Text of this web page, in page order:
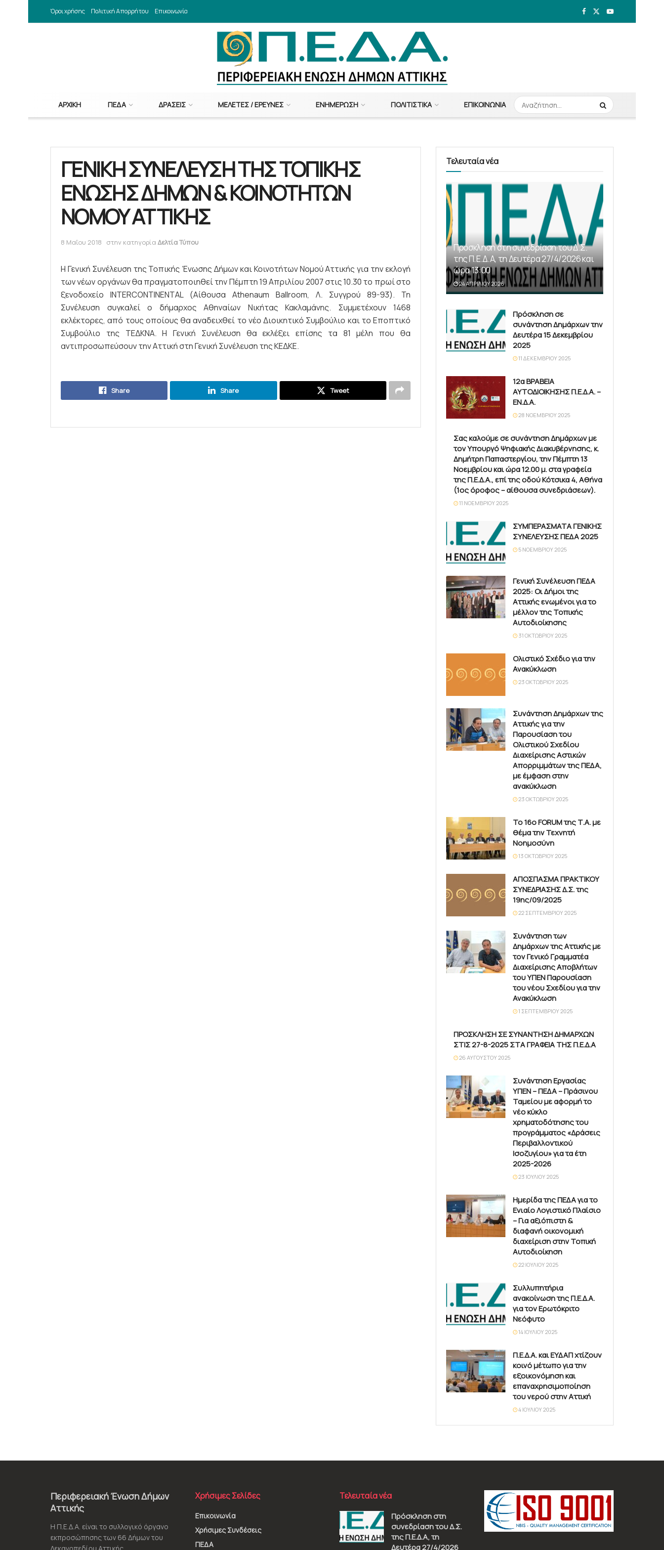
Όροι χρήσης Πολιτική Απορρήτου Επικοινωνία
ΑΡΧΙΚΉ ΠΕΔΑ ΔΡΆΣΕΙΣ ΜΕΛΈΤΕΣ / ΈΡΕΥΝΕΣ ΕΝΗΜΈΡΩΣΗ ΠΟΛΙΤΙΣΤΙΚΆ ΕΠΙΚΟΙΝΩΝΊΑ
ΓΕΝΙΚΗ ΣΥΝΕΛΕΥΣΗ ΤΗΣ ΤΟΠΙΚΗΣ
ΕΝΩΣΗΣ ΔΗΜΩΝ & ΚΟΙΝΟΤΗΤΩΝ
ΝΟΜΟΥ ΑΤΤΙΚΗΣ
8 Μαΐου 2018 στην κατηγορία Δελτία Τύπου
Η Γενική Συνέλευση της Τοπικής Ένωσης Δήμων και Κοινοτήτων Νομού Αττικής για την εκλογή
των νέων οργάνων θα πραγματοποιηθεί την Πέμπτη 19 Απριλίου 2007 στις 10.30 το πρωί στο
ξενοδοχείο ΙNTERCONTINENTAL (Αίθουσα Athenaum Ballroom, Λ. Συγγρού 89-93). Τη
Συνέλευση συγκαλεί ο δήμαρχος Αθηναίων Νικήτας Κακλαμάνης. Συμμετέχουν 1468
εκλέκτορες, από τους οποίους θα αναδειχθεί το νέο Διοικητικό Συμβούλιο και το Εποπτικό
Συμβούλιο της ΤΕΔΚΝΑ. Η Γενική Συνέλευση θα εκλέξει επίσης τα 81 μέλη που θα
αντιπροσωπεύσουν την Αττική στη Γενική Συνέλευση της ΚΕΔΚΕ.
Share Share Tweet
Τελευταία νέα
Πρόσκληση στη συνεδρίαση του Δ.Σ.
της Π.Ε.Δ.Α, τη Δευτέρα 27/4/2026 και
ώρα 13:00
24 ΑΠΡΙΛΊΟΥ 2026
Πρόσκληση σε
συνάντηση Δημάρχων την
Δευτέρα 15 Δεκεμβρίου
2025
11 ΔΕΚΕΜΒΡΊΟΥ 2025
12α ΒΡΑΒΕΙΑ
ΑΥΤΟΔΙΟΙΚΗΣΗΣ Π.Ε.Δ.Α. –
ΕΝ.Δ.Α.
28 ΝΟΕΜΒΡΊΟΥ 2025
Σας καλούμε σε συνάντηση Δημάρχων με
τον Υπουργό Ψηφιακής Διακυβέρνησης, κ.
Δημήτρη Παπαστεργίου, την Πέμπτη 13
Νοεμβρίου και ώρα 12.00 μ. στα γραφεία
της Π.Ε.Δ.Α., επί της οδού Κότσικα 4, Αθήνα
(1ος όροφος – αίθουσα συνεδριάσεων).
11 ΝΟΕΜΒΡΊΟΥ 2025
ΣΥΜΠΕΡΑΣΜΑΤΑ ΓΕΝΙΚΗΣ
ΣΥΝΕΛΕΥΣΗΣ ΠΕΔΑ 2025
5 ΝΟΕΜΒΡΊΟΥ 2025
Γενική Συνέλευση ΠΕΔΑ
2025: Οι Δήμοι της
Αττικής ενωμένοι για το
μέλλον της Τοπικής
Αυτοδιοίκησης
31 ΟΚΤΩΒΡΊΟΥ 2025
Ολιστικό Σχέδιο για την
Ανακύκλωση
23 ΟΚΤΩΒΡΊΟΥ 2025
Συνάντηση Δημάρχων της
Αττικής για την
Παρουσίαση του
Ολιστικού Σχεδίου
Διαχείρισης Αστικών
Απορριμμάτων της ΠΕΔΑ,
με έμφαση στην
ανακύκλωση
23 ΟΚΤΩΒΡΊΟΥ 2025
Το 16ο FORUM της Τ.Α. με
θέμα την Τεχνητή
Νοημοσύνη
13 ΟΚΤΩΒΡΊΟΥ 2025
ΑΠΟΣΠΑΣΜΑ ΠΡΑΚΤΙΚΟΥ
ΣΥΝΕΔΡΙΑΣΗΣ Δ.Σ. της
19ης/09/2025
22 ΣΕΠΤΕΜΒΡΊΟΥ 2025
Συνάντηση των
Δημάρχων της Αττικής με
τον Γενικό Γραμματέα
Διαχείρισης Αποβλήτων
του ΥΠΕΝ Παρουσίαση
του νέου Σχεδίου για την
Ανακύκλωση
1 ΣΕΠΤΕΜΒΡΊΟΥ 2025
ΠΡΟΣΚΛΗΣΗ ΣΕ ΣΥΝΑΝΤΗΣΗ ΔΗΜΑΡΧΩΝ
ΣΤΙΣ 27-8-2025 ΣΤΑ ΓΡΑΦΕΙΑ ΤΗΣ Π.Ε.Δ.Α
26 ΑΥΓΟΎΣΤΟΥ 2025
Συνάντηση Εργασίας
ΥΠΕΝ – ΠΕΔΑ – Πράσινου
Ταμείου με αφορμή το
νέο κύκλο
χρηματοδότησης του
προγράμματος «Δράσεις
Περιβαλλοντικού
Ισοζυγίου» για τα έτη
2025-2026
23 ΙΟΥΛΊΟΥ 2025
Ημερίδα της ΠΕΔΑ για το
Ενιαίο Λογιστικό Πλαίσιο
– Για αξιόπιστη &
διαφανή οικονομική
διαχείριση στην Τοπική
Αυτοδιοίκηση
22 ΙΟΥΛΊΟΥ 2025
Συλλυπητήρια
ανακοίνωση της Π.Ε.Δ.Α.
για τον Ερωτόκριτο
Νεόφυτο
14 ΙΟΥΛΊΟΥ 2025
Π.Ε.Δ.Α. και ΕΥΔΑΠ χτίζουν
κοινό μέτωπο για την
εξοικονόμηση και
επαναχρησιμοποίηση
του νερού στην Αττική
4 ΙΟΥΛΊΟΥ 2025
Περιφερειακή Ένωση Δήμων
Αττικής
Η Π.Ε.Δ.Α. είναι το συλλογικό όργανο
εκπροσώπησης των 66 Δήμων του
Χρήσιμες Σελίδες
Επικοινωνία
Χρήσιμες Συνδέσεις
ΠΕΔΑ
Τελευταία νέα
Πρόσκληση στη
συνεδρίαση του Δ.Σ.
της Π.Ε.Δ.Α, τη
Δευτέρα 27/4/2026